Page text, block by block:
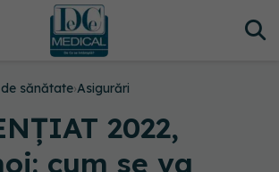
sănătate›Asigurări
2022,
cum se va